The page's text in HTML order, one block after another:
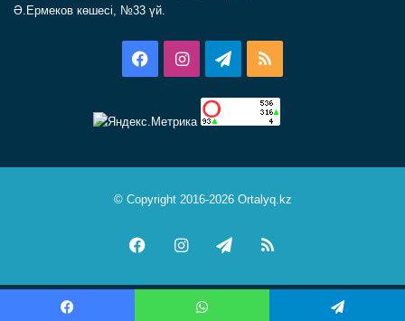
Ә.Ермеков көшесі, №33 үй.
FacebookInstagramTelegram
© Copyright 2016-2026 Ortalyq.kz
FacebookInstagramTelegram